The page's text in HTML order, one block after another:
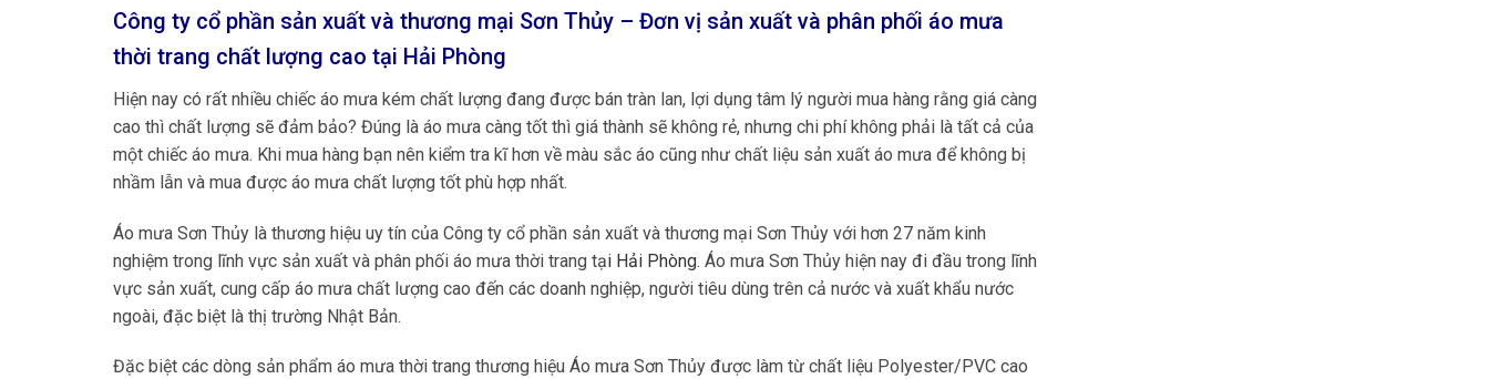
Công ty cổ phần sản xuất và thương mại Sơn Thủy – Đơn vị sản xuất và phân phối áo mưa
thời trang chất lượng cao tại Hải Phòng
Hiện nay có rất nhiều chiếc áo mưa kém chất lượng đang được bán tràn lan, lợi dụng tâm lý người mua hàng rằng giá càng
cao thì chất lượng sẽ đảm bảo? Đúng là áo mưa càng tốt thì giá thành sẽ không rẻ, nhưng chi phí không phải là tất cả của
một chiếc áo mưa. Khi mua hàng bạn nên kiểm tra kĩ hơn về màu sắc áo cũng như chất liệu sản xuất áo mưa để không bị
nhầm lẫn và mua được áo mưa chất lượng tốt phù hợp nhất.
Áo mưa Sơn Thủy là thương hiệu uy tín của Công ty cổ phần sản xuất và thương mại Sơn Thủy với hơn 27 năm kinh
nghiệm trong lĩnh vực sản xuất và phân phối áo mưa thời trang tại Hải Phòng. Áo mưa Sơn Thủy hiện nay đi đầu trong lĩnh
vực sản xuất, cung cấp áo mưa chất lượng cao đến các doanh nghiệp, người tiêu dùng trên cả nước và xuất khẩu nước
ngoài, đặc biệt là thị trường Nhật Bản.
Đặc biệt các dòng sản phẩm áo mưa thời trang thương hiệu Áo mưa Sơn Thủy được làm từ chất liệu Polyester/PVC cao